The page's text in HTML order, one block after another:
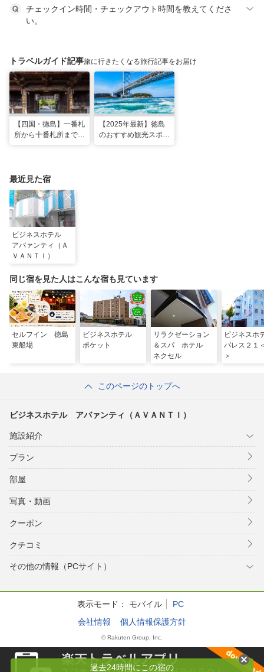
チェックイン時間・チェックアウト時間を教えてくださ
い。
トラベルガイド記事旅に行きたくなる旅行記事をお届け
【四国・徳島】一番札
所から十番札所まで。
【2025年最新】徳島
のおすすめ観光スポッ
最近見た宿
ビジネスホテル
アバァンティ（Ａ
ＶＡＮＴＩ）
同じ宿を見た人はこんな宿も見ています
セルフイン 徳島
東船場
ビジネスホテル
ポケット
リラクゼーション
＆スパ ホテル
ネクセル
ビジネス
パレス２１
＞
このページのトップへ
ビジネスホテル アバァンティ（ＡＶＡＮＴＩ）
施設紹介
プラン
部屋
写真・動画
クーポン
クチコミ
その他の情報（PCサイト）
表示モード： モバイル
PC
会社情報
個人情報保護方針
© Rakuten Group, Inc.
過去24時間にこの宿の